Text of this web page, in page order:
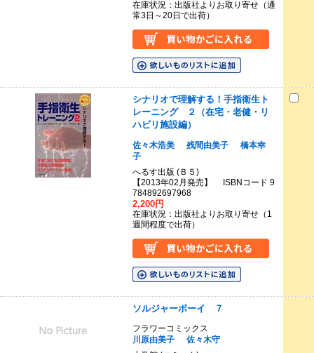
在庫状況：出版社よりお取り寄せ（通
常3日～20日で出荷）
シナリオで理解する！手指衛生ト
レーニング ２（在宅・老健・リ
ハビリ施設編）
佐々木浩美 残間由美子
橋本幸
子
へるす出版 (Ｂ５)
【2013年02月発売】 ISBNコード 9
784892697968
2,200円
在庫状況：出版社よりお取り寄せ（1
週間程度で出荷）
ソルジャーボーイ ７
フラワーコミックス
川原由美子
佐々木守